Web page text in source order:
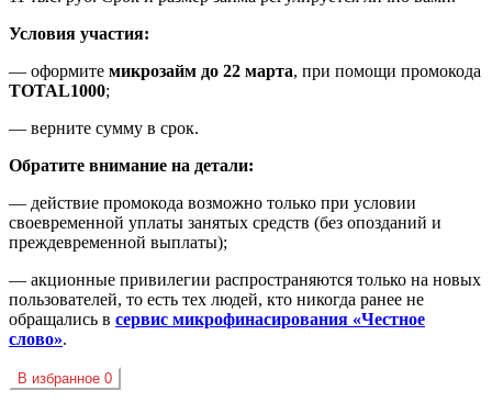
Условия участия:
— оформите микрозайм до 22 марта, при помощи промокода
TOTAL1000;
— верните сумму в срок.
Обратите внимание на детали:
— действие промокода возможно только при условии
своевременной уплаты занятых средств (без опозданий и
преждевременной выплаты);
— акционные привилегии распространяются только на новых
пользователей, то есть тех людей, кто никогда ранее не
обращались в сервис микрофинасирования «Честное
слово».
В избранное 0